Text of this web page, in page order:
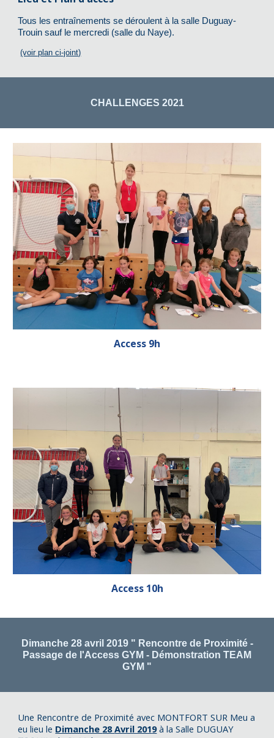
Tous les entraînements se déroulent à la salle Duguay-
Trouinsauf le mercredi (salle du Naye).
(voir plan ci-joint)
CHALLENGES 2021
Access 9h
Access 10h
Dimanche 28 avril 2019 " Rencontre de Proximité -
Passage de l'Access GYM - Démonstration TEAM
GYM "
Une Rencontre de Proximité avec MONTFORT SUR Meu a
eu lieu le Dimanche 28Avril 2019 à la Salle DUGUAY